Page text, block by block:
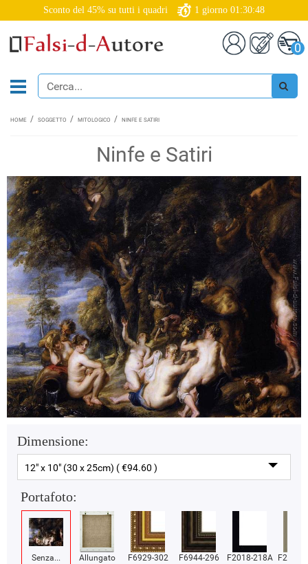
Sconto del 45% su tutti i quadri 1 giorno 01:30:47
0
HOME SOGGETTO MITOLOGICO NINFE E SATIRI
Ninfe e Satiri
Dimensione:
12" x 10" (30 x 25cm) ( €94.60 )
Portafoto:
Senza... Allungato F6929-302 F6944-296 F2018-218A F2018-